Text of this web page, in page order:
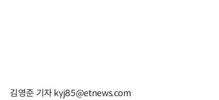
김영준 기자 kyj85@etnews.com